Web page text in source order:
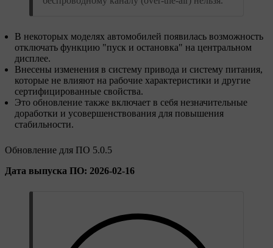
В некоторых моделях автомобилей появилась возможность
отключать функцию "пуск и остановка" на центральном
дисплее.
Внесены изменения в систему привода и систему питания,
которые не влияют на рабочие характеристики и другие
сертифицированные свойства.
Это обновление также включает в себя незначительные
доработки и усовершенствования для повышения
стабильности.
Обновление для ПО 5.0.5
Дата выпуска ПО: 2026-02-16